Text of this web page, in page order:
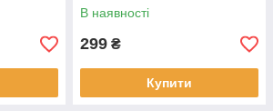
В наявності
299 ₴
Купити